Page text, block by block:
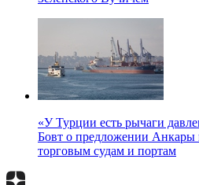
«У Турции есть рычаги
Бовт о предложении Анкары
торговым судам и портам